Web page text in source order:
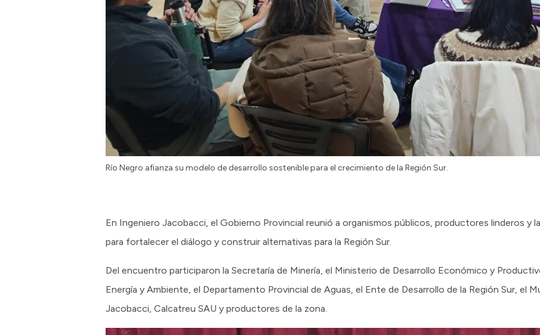
Río Negro afianza su modelo de desarrollo sostenible para el crecimiento de la Región Sur.
En Ingeniero Jacobacci, el Gobierno Provincial reunió a organismos públicos, productores linderos y
para fortalecer el diálogo y construir alternativas para la Región Sur.
Del encuentro participaron la Secretaría de Minería, el Ministerio de Desarrollo Económico y
Energía y Ambiente, el Departamento Provincial de Aguas, el Ente de Desarrollo de la Región Sur, el
Jacobacci, Calcatreu SAU y productores de la zona.